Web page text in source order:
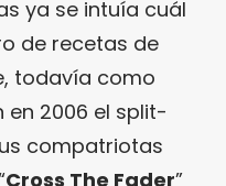
ya se intuía cuál
de recetas de
todavía como
en 2006 el split-
compatriotas
Cross The Fader”